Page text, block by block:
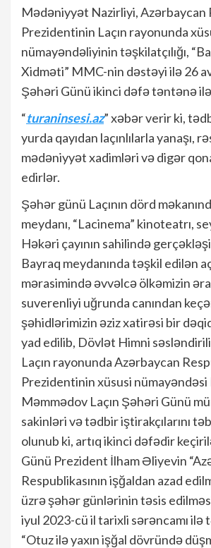
Mədəniyyət Nazirliyi, Azərbaycan
Prezidentinin Laçın rayonunda
nümayəndəliyinin təşkilatçılığı,
Xidməti” MMC-nin dəstəyi ilə 26
Şəhəri Günü ikinci dəfə təntənə
“turaninsesi.az” xəbər verir ki,
yurda qayıdan laçınlılarla yanaşı,
mədəniyyət xadimləri və digər
edirlər.
Şəhər günü Laçının dörd
meydanı, “Lacinema” kinoteatrı,
Həkəri çayının sahilində
Bayraq meydanında təşkil edilən
mərasimində əvvəlcə ölkəmizin
suverenliyi uğrunda canından
şəhidlərimizin əziz xatirəsi bir
yad edilib, Dövlət Himni
Laçın rayonunda Azərbaycan
Prezidentinin xüsusi nümayəndəsi
Məmmədov Laçın Şəhəri Günü
sakinləri və tədbir iştirakçılarını
olunub ki, artıq ikinci dəfədir
Günü Prezident İlham Əliyevin
Respublikasının işğaldan azad
üzrə şəhər günlərinin təsis
iyul 2023-cü il tarixli sərəncamı ilə
“Otuz ilə yaxın işğal dövründə